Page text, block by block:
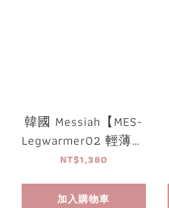
韓國 Messiah【MES-
Legwarmer02 輕薄條
紋長襪套】
NT$1,380
加入購物車